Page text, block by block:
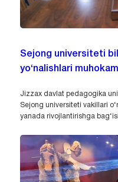
Sejong universiteti
yo‘nalishlari
Jizzax davlat pedagogika
Sejong universiteti vakillari
yanada rivojlantirishga